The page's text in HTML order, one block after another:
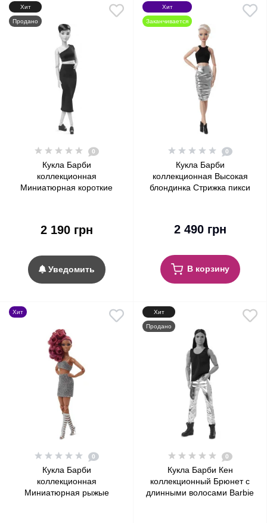
Хит
Продано
0
Кукла Барби
коллекционная
Миниатюрная короткие
2 190 грн
Уведомить
Хит
Заканчивается
0
Кукла Барби
коллекционная Высокая
блондинка Стрижка пикси
2 490 грн
В корзину
Хит
0
Кукла Барби
коллекционная
Миниатюрная рыжые
Хит
Продано
0
Кукла Барби Кен
коллекционный Брюнет с
длинными волосами Barbie